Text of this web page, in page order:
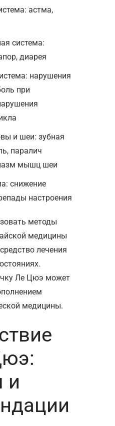
астма,
система:
диарея
нарушения
при
и шеи: зубная
паралич
мышц шеи
снижение
настроения
методы
медицины
лечения
Ле Цюэ может
медицины.
и